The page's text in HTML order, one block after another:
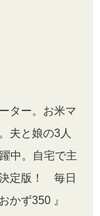
ター。お米マ
夫と娘の3人
中。自宅で主
定版！ 毎日
かず350 』